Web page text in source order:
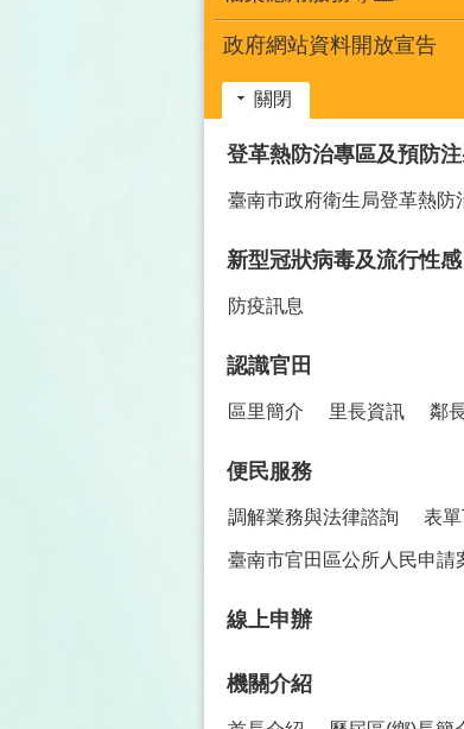
政府網站資料開放宣告
關閉
登革熱防治專區及預防
臺南市政府衛生局登革熱防
新型冠狀病毒及流行性
防疫訊息
認識官田
區里簡介 里長資訊 鄰
便民服務
調解業務與法律諮詢 表
臺南市官田區公所人民申請
線上申辦
機關介紹